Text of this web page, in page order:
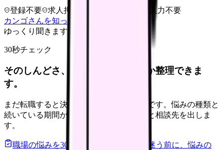
登録不要 求人押し売りなし
病院名は入力不要
カンゴさんを知ってから相談する
ゆっくり聞きます
30秒チェック
そのしんどさ、転職すべきサインか整理できま
す。
まだ転職すると決めていなくても大丈夫です。悩みの種類と
続いている期間から、次に見るべき記事と相談先を出しま
す。
職場の悩みを30秒で診断
辞めるべきか迷う前に、悩みの